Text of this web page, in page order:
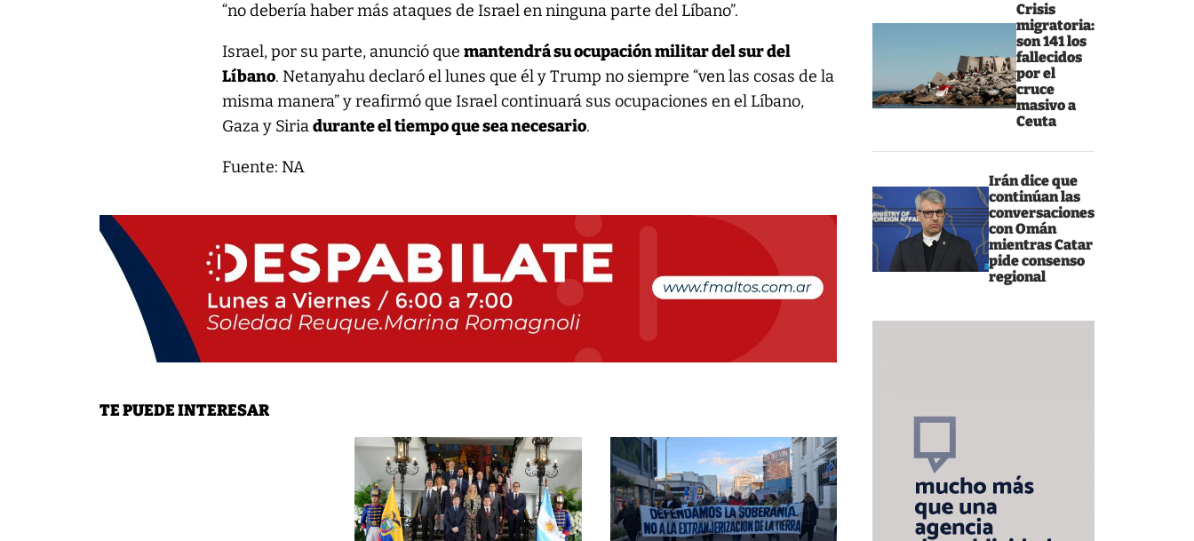
Crisis
migratoria:
son 141 los
fallecidos
por el
cruce
masivo a
Ceuta
Irán dice que
continúan las
conversaciones
con Omán
mientras Catar
pide consenso
regional
“no debería haber más ataques de Israel en ninguna parte del Líbano”.
Israel, por su parte, anunció quemantendrá su ocupación militar del sur del
Líbano. Netanyahu declaró el lunes que él y Trump no siempre “ven las cosas de la
misma manera” y reafirmó que Israel continuará sus ocupaciones en el Líbano,
Gaza y Siriadurante el tiempo que sea necesario.
Fuente: NA
TE PUEDE INTERESAR